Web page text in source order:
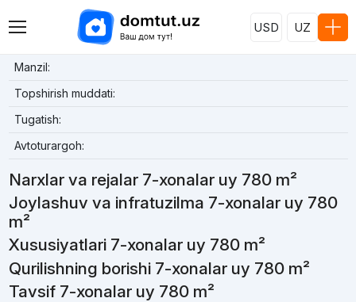
USD UZ
Manzil:
Topshirish muddati:
Tugatish:
Avtoturargoh:
Narxlar va rejalar 7-xonalar uy 780 m²
Joylashuv va infratuzilma 7-xonalar uy 780
m²
Xususiyatlari 7-xonalar uy 780 m²
Qurilishning borishi 7-xonalar uy 780 m²
Tavsif 7-xonalar uy 780 m²